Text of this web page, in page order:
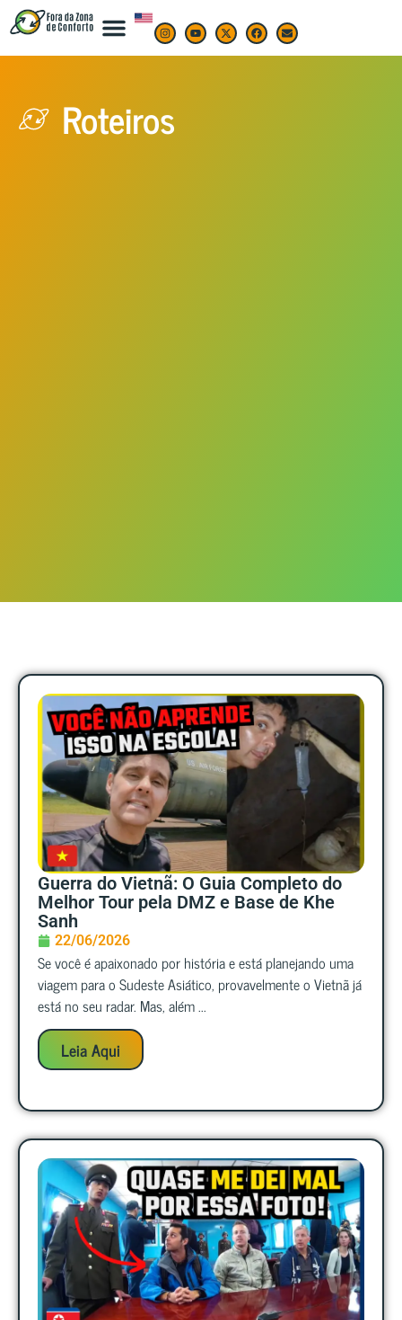
Roteiros
Guerra do Vietnã: O Guia Completo do
Melhor Tour pela DMZ e Base de Khe
Sanh
22/06/2026
Se você é apaixonado por história e está planejando uma
viagem para o Sudeste Asiático, provavelmente o Vietnã já
está no seu radar. Mas, além ...
Leia Aqui